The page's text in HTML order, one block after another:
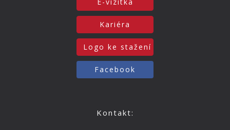
Kariéra
Logo ke stažení
Facebook
Kontakt: